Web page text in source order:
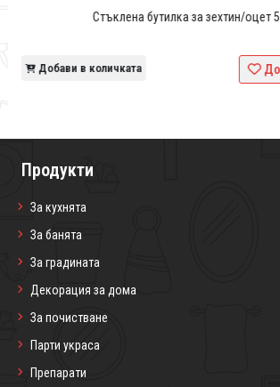
Стъклена бутилка за зехтин/оцет
Добави в количката
Продукти
За кухнята
За банята
За градината
Декорация за дома
За почистване
Парти украса
Препарати